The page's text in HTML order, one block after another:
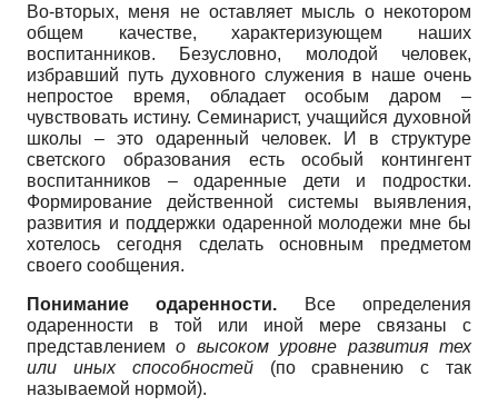
Во-вторых, меня не оставляет мысль о некотором
общем качестве, характеризующем наших
воспитанников. Безусловно, молодой человек,
избравший путь духовного служения в наше очень
непростое время, обладает особым даром –
чувствовать истину. Семинарист, учащийся духовной
школы – это одаренный человек. И в структуре
светского образования есть особый контингент
воспитанников – одаренные дети и подростки.
Формирование действенной системы выявления,
развития и поддержки одаренной молодежи мне бы
хотелось сегодня сделать основным предметом
своего сообщения.
Понимание одаренности. Все определения
одаренности в той или иной мере связаны с
представлениемо высоком уровне развития тех
или иных способностей(по сравнению с так
называемой нормой).